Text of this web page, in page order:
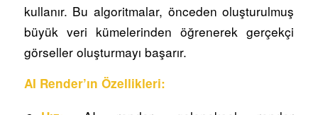
kullanır. Bu algoritmalar, önceden oluşturulmuş
büyük veri kümelerinden öğrenerek gerçekçi
görseller oluşturmayı başarır.
AI Render’ın Özellikleri: